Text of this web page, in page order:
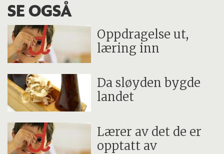
SE OGSÅ
Oppdragelse ut,
læring inn
Da sløyden bygde
landet
Lærer av det de er
opptatt av